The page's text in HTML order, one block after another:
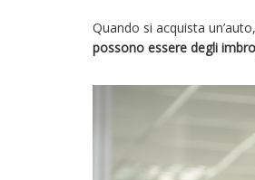
Quando si acquista
possono essere degli